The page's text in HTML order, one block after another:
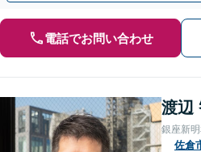
電話でお問い合わせ
渡辺
銀座新
佐倉